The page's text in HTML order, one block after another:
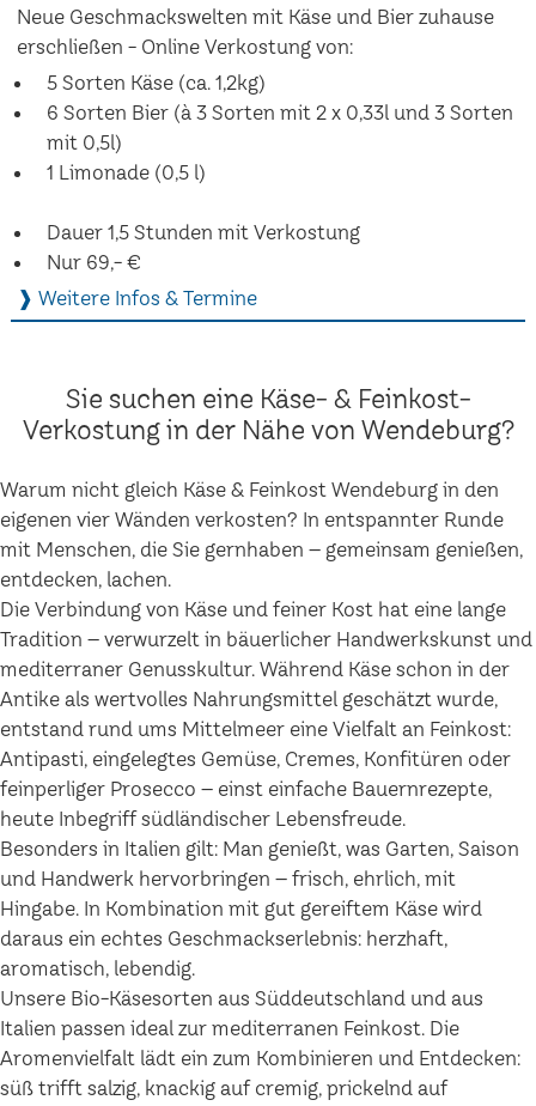
Neue Geschmackswelten mit Käse und Bier zuhause
erschließen - Online Verkostung von:
5 Sorten Käse (ca. 1,2kg)
6 Sorten Bier (à 3 Sorten mit 2 x 0,33l und 3 Sorten
mit 0,5l)
1 Limonade (0,5 l)
Dauer 1,5 Stunden mit Verkostung
Nur 69,- €
❱ Weitere Infos & Termine
Sie suchen eine Käse- & Feinkost-
Verkostung in der Nähe von Wendeburg?
Warum nicht gleich Käse & Feinkost Wendeburg in den
eigenen vier Wänden verkosten? In entspannter Runde
mit Menschen, die Sie gernhaben – gemeinsam genießen,
entdecken, lachen.
Die Verbindung von Käse und feiner Kost hat eine lange
Tradition – verwurzelt in bäuerlicher Handwerkskunst und
mediterraner Genusskultur. Während Käse schon in der
Antike als wertvolles Nahrungsmittel geschätzt wurde,
entstand rund ums Mittelmeer eine Vielfalt an Feinkost:
Antipasti, eingelegtes Gemüse, Cremes, Konfitüren oder
feinperliger Prosecco – einst einfache Bauernrezepte,
heute Inbegriff südländischer Lebensfreude.
Besonders in Italien gilt: Man genießt, was Garten, Saison
und Handwerk hervorbringen – frisch, ehrlich, mit
Hingabe. In Kombination mit gut gereiftem Käse wird
daraus ein echtes Geschmackserlebnis: herzhaft,
aromatisch, lebendig.
Unsere Bio-Käsesorten aus Süddeutschland und aus
Italien passen ideal zur mediterranen Feinkost. Die
Aromenvielfalt lädt ein zum Kombinieren und Entdecken:
süß trifft salzig, knackig auf cremig, prickelnd auf